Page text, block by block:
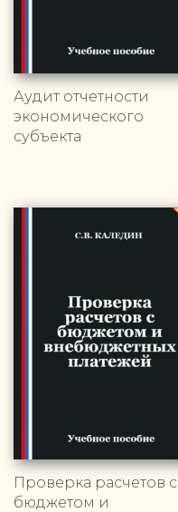
Аудит отчетности
экономического
субъекта
Проверка расчетов с
бюджетом и